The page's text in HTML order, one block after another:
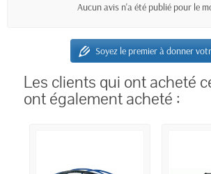
Aucun avis n'a été publié pour le
Soyez le premier à donner
Les clients qui ont acheté
ont également acheté :